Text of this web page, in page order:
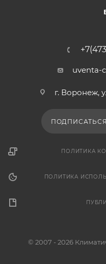
uventa-
г. Воронеж,
ПОЛИТИКА
ПОЛИТИКА
© 2007 - 2026